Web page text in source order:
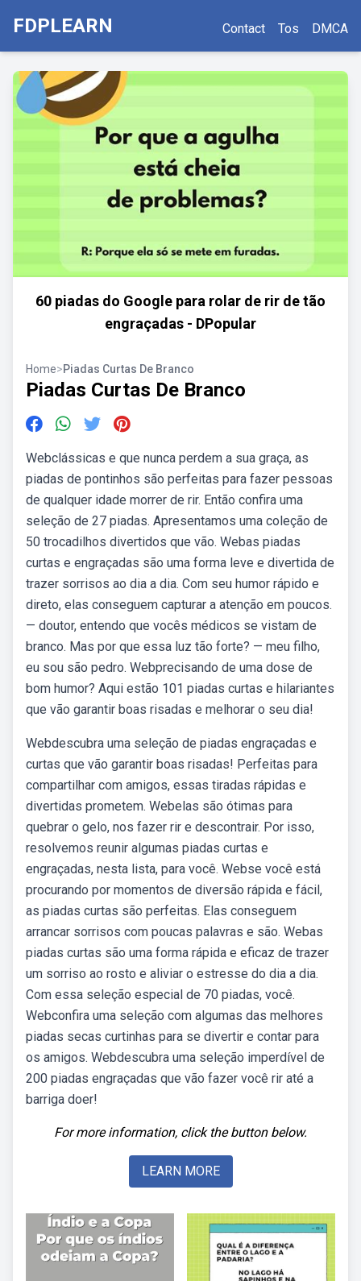
FDPLEARN Contact Tos DMCA
60 piadas do Google para rolar de rir de tão
engraçadas - DPopular
Home>Piadas Curtas De Branco
Piadas Curtas De Branco
Webclássicas e que nunca perdem a sua graça, as
piadas de pontinhos são perfeitas para fazer pessoas
de qualquer idade morrer de rir. Então confira uma
seleção de 27 piadas. Apresentamos uma coleção de
50 trocadilhos divertidos que vão. Webas piadas
curtas e engraçadas são uma forma leve e divertida de
trazer sorrisos ao dia a dia. Com seu humor rápido e
direto, elas conseguem capturar a atenção em poucos.
— doutor, entendo que vocês médicos se vistam de
branco. Mas por que essa luz tão forte? — meu filho,
eu sou são pedro. Webprecisando de uma dose de
bom humor? Aqui estão 101 piadas curtas e hilariantes
que vão garantir boas risadas e melhorar o seu dia!
Webdescubra uma seleção de piadas engraçadas e
curtas que vão garantir boas risadas! Perfeitas para
compartilhar com amigos, essas tiradas rápidas e
divertidas prometem. Webelas são ótimas para
quebrar o gelo, nos fazer rir e descontrair. Por isso,
resolvemos reunir algumas piadas curtas e
engraçadas, nesta lista, para você. Webse você está
procurando por momentos de diversão rápida e fácil,
as piadas curtas são perfeitas. Elas conseguem
arrancar sorrisos com poucas palavras e são. Webas
piadas curtas são uma forma rápida e eficaz de trazer
um sorriso ao rosto e aliviar o estresse do dia a dia.
Com essa seleção especial de 70 piadas, você.
Webconfira uma seleção com algumas das melhores
piadas secas curtinhas para se divertir e contar para
os amigos. Webdescubra uma seleção imperdível de
200 piadas engraçadas que vão fazer você rir até a
barriga doer!
For more information, click the button below.
LEARN MORE